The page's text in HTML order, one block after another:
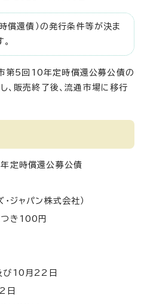
償還債）の発行条件等が決ま
第5回10年定時償還公募公債の
、販売終了後、流通市場に移行
定時償還公募公債
ジャパン株式会社）
き100円
10月22日
日